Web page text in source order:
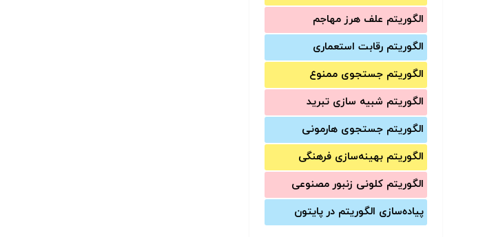
الگوریتم علف هرز مهاجم
الگوریتم رقابت استعماری
الگوریتم جستجوی ممنوع
الگوریتم شبیه سازی تبرید
الگوریتم جستجوی هارمونی
الگوریتم بهینه‌سازی فرهنگی
الگوریتم کلونی زنبور مصنوعی
پیاده‌سازی الگوریتم در پایتون